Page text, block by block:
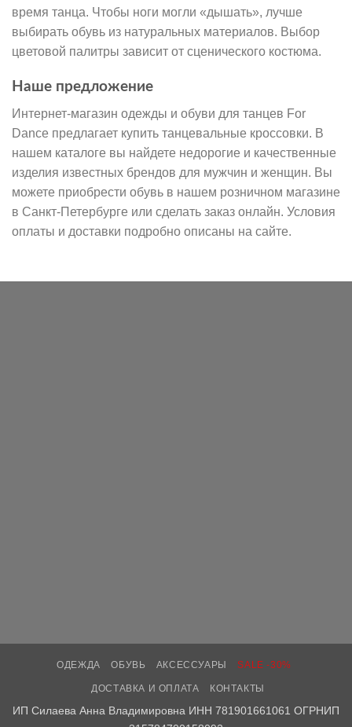
время танца. Чтобы ноги могли «дышать», лучше
выбирать обувь из натуральных материалов. Выбор
цветовой палитры зависит от сценического костюма.
Наше предложение
Интернет-магазин одежды и обуви для танцев For
Dance предлагает купить танцевальные кроссовки. В
нашем каталоге вы найдете недорогие и качественные
изделия известных брендов для мужчин и женщин. Вы
можете приобрести обувь в нашем розничном магазине
в Санкт-Петербурге или сделать заказ онлайн. Условия
оплаты и доставки подробно описаны на сайте.
ОДЕЖДА ОБУВЬ АКСЕССУАРЫ SALE -30%
ДОСТАВКА И ОПЛАТА КОНТАКТЫ
ИП Силаева Анна Владимировна ИНН 781901661061 ОГРНИП